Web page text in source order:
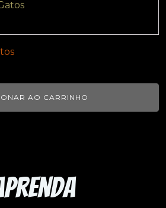
AO CARRINHO